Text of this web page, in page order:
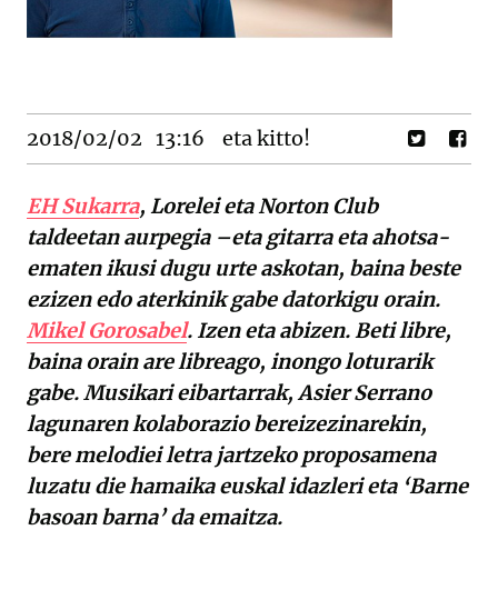
2018/02/02 13:16 eta kitto!
EH Sukarra, Lorelei eta Norton Club
taldeetan aurpegia –eta gitarra eta ahotsa-
ematen ikusi dugu urte askotan, baina beste
ezizen edo aterkinik gabe datorkigu orain.
Mikel Gorosabel. Izen eta abizen. Beti libre,
baina orain are libreago, inongo loturarik
gabe. Musikari eibartarrak, Asier Serrano
lagunaren kolaborazio bereizezinarekin,
bere melodiei letra jartzeko proposamena
luzatu die hamaika euskal idazleri eta ‘Barne
basoan barna’ da emaitza.